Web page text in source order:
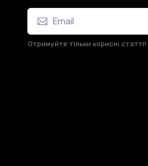
Отримуйте тільки корисні статті!